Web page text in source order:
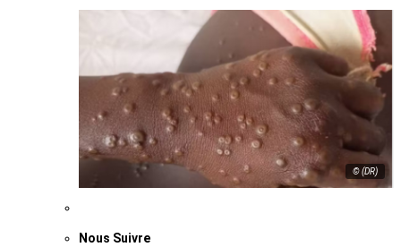
© (DR)
Nous Suivre